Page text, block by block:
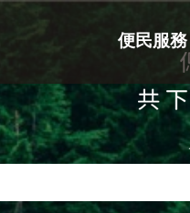
便民服務